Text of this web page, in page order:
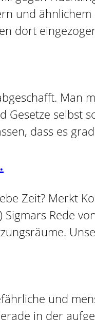
und
dort
Man
Gesetze selbst
dass es
Zeit? Merkt
Rede
und
in der